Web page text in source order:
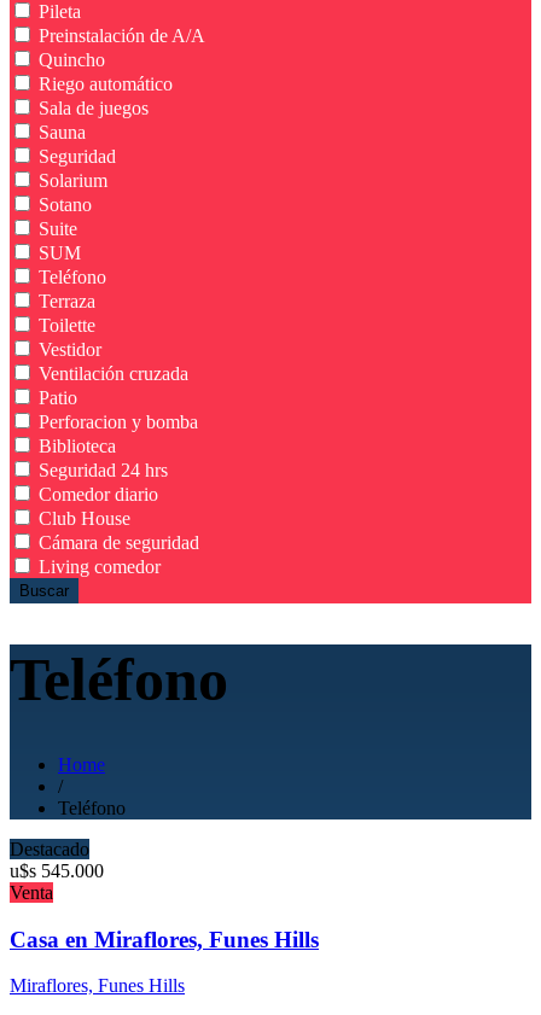
Pileta
Preinstalación de A/A
Quincho
Riego automático
Sala de juegos
Sauna
Seguridad
Solarium
Sotano
Suite
SUM
Teléfono
Terraza
Toilette
Vestidor
Ventilación cruzada
Patio
Perforacion y bomba
Biblioteca
Seguridad 24 hrs
Comedor diario
Club House
Cámara de seguridad
Living comedor
Buscar
Teléfono
Home
/
Teléfono
Destacado
u$s 545.000
Venta
Casa en Miraflores, Funes Hills
Miraflores, Funes Hills